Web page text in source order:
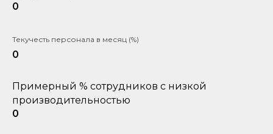
0
Текучесть персонала в месяц (%)
0
Примерный % сотрудников с низкой
производительностью
0